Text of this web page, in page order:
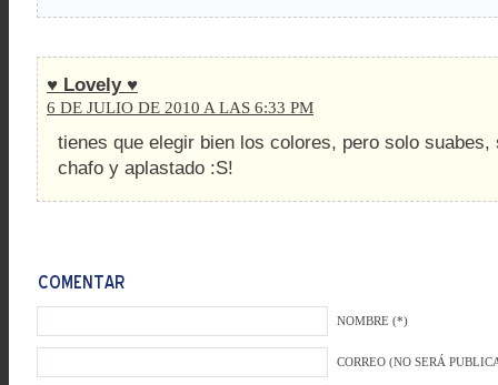
♥ Lovely ♥
6 DE JULIO DE 2010 A LAS 6:33 PM
tienes que elegir bien los colores, pero solo suabes,
chafo y aplastado :S!
NOMBRE (*)
CORREO (NO SERÁ